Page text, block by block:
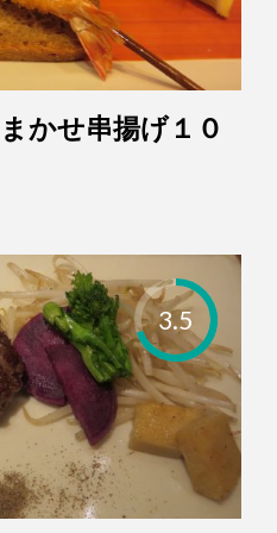
せ串揚げ１０
3.5